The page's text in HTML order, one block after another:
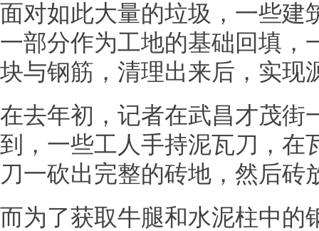
面对如此大量的垃圾，一些建
一部分作为工地的基础回填，
块与钢筋，清理出来后，实现
在去年初，记者在武昌才茂街
到，一些工人手持泥瓦刀，在
刀一砍出完整的砖地，然后砖
而为了获取牛腿和水泥柱中的